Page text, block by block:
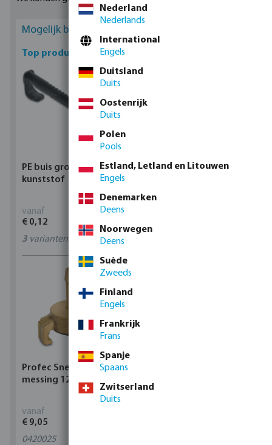
Mogelijk bent u geïnteresseerd
Top producten
PE buis grondklem
kunststof
vanaf
€ 0,12
3 varianten
Profec Kogelkraan
binnendraad type 100
Profec Snelkoppeling
messing 12 bar slangtule
vanaf
€ 9,05
0420025
Nederland
Nederlands
International
Engels
Duitsland
Duits
Oostenrijk
Duits
Polen
Pools
Estland, Letland en Litouwen
Engels
Denemarken
Deens
Noorwegen
Deens
Suède
Zweeds
Finland
Engels
Frankrijk
Frans
Spanje
Spaans
Zwitserland
Duits